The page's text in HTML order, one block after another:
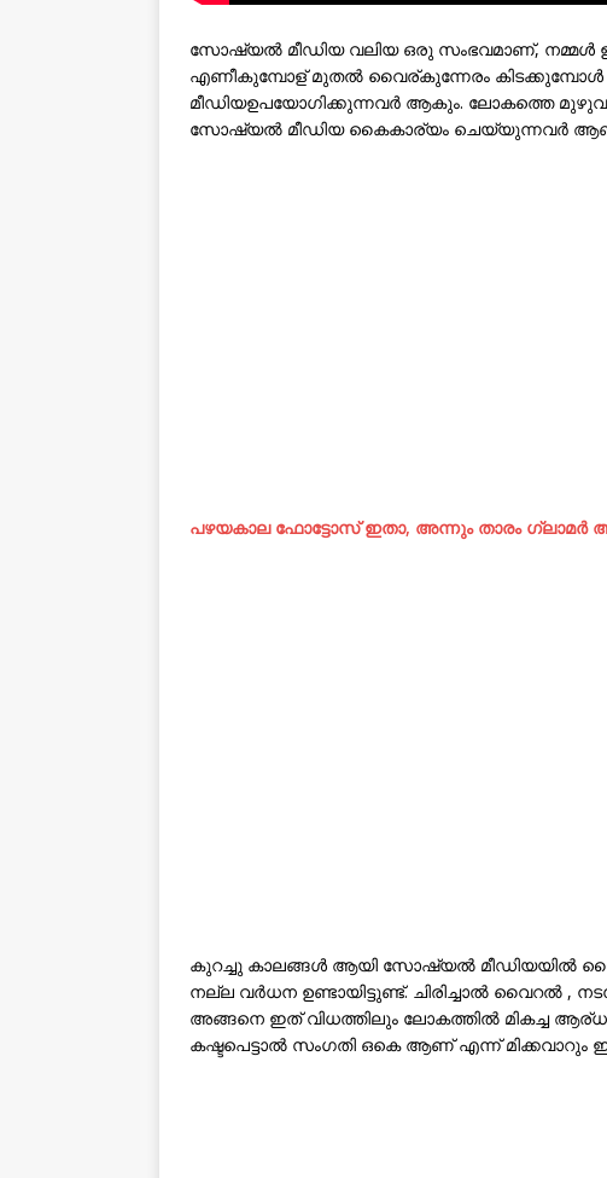
സോഷ്യല്‍ മീഡിയ വലിയ ഒരു സംഭവമാണ്, നമ്മള്‍
എണീകുമ്പോള് മുതല്‍ വൈര്കുന്നേരം
മീഡിയഉപയോഗിക്കുന്നവര്‍ ആകും. ലോകത്തെ
സോഷ്യല്‍ മീഡിയ കൈകാര്യം ചെയ്യുന്നവര്‍
പഴയകാല ഫോട്ടോസ് ഇതാ, അന്നും താരം ഗ്ലാമര്‍
കുറച്ചു കാലങ്ങള്‍ ആയി സോഷ്യല്‍ മീഡിയയില്‍
നല്ല വര്‍ധന ഉണ്ടായിട്ടുണ്ട്. ചിരിച്ചാല്‍ വൈറല്‍
അങ്ങനെ ഇത് വിധത്തിലും ലോകത്തില്‍ മികച്ച
കഷ്ടപെട്ടാല്‍ സംഗതി ഒകെ ആണ് എന്ന് മിക്കവാറും